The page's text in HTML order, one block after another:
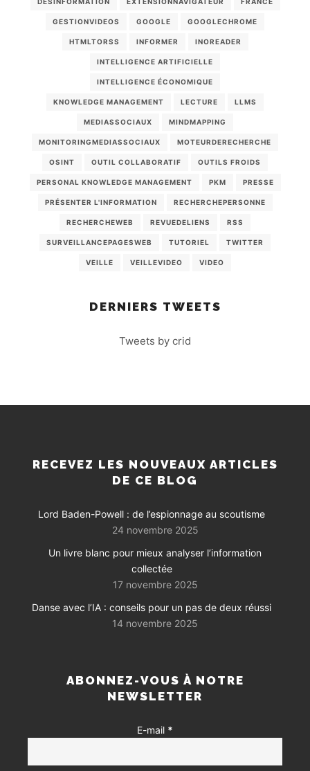
GESTIONVIDEOS GOOGLE GOOGLECHROME
HTMLTORSS INFORMER INOREADER
INTELLIGENCE ARTIFICIELLE
INTELLIGENCE ÉCONOMIQUE
KNOWLEDGE MANAGEMENT LECTURE LLMS
MEDIASSOCIAUX MINDMAPPING
MONITORINGMEDIASSOCIAUX MOTEURDERECHERCHE
OSINT OUTIL COLLABORATIF OUTILS FROIDS
PERSONAL KNOWLEDGE MANAGEMENT PKM PRESSE
PRÉSENTER L'INFORMATION RECHERCHEPERSONNE
RECHERCHEWEB REVUEDELIENS RSS
SURVEILLANCEPAGESWEB TUTORIEL TWITTER
VEILLE VEILLEVIDEO VIDEO
DERNIERS TWEETS
Tweets by crid
RECEVEZ LES NOUVEAUX ARTICLES
DE CE BLOG
Lord Baden-Powell : de l’espionnage au scoutisme
24 novembre 2025
Un livre blanc pour mieux analyser l’information
collectée
17 novembre 2025
Danse avec l’IA : conseils pour un pas de deux réussi
14 novembre 2025
ABONNEZ-VOUS À NOTRE
NEWSLETTER
E-mail *